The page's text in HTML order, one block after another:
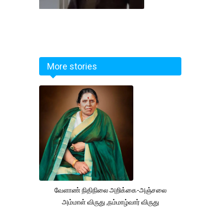
More stories
வேளாண் நிதிநிலை அறிக்கை-அஞ்சலை
அம்மாள் விருது ,நம்மாழ்வார் விருது